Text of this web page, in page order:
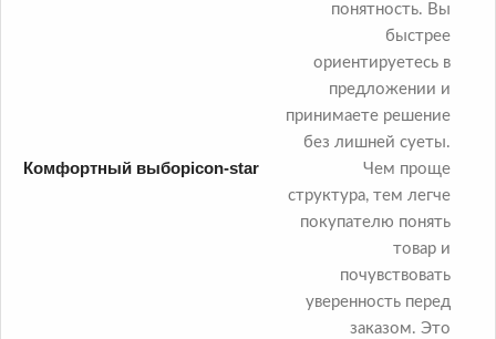
понятность. Вы
быстрее
ориентируетесь в
предложении и
принимаете решение
без лишней суеты.
Комфортный выборicon-star
Чем проще
структура, тем легче
покупателю понять
товар и
почувствовать
уверенность перед
заказом. Это